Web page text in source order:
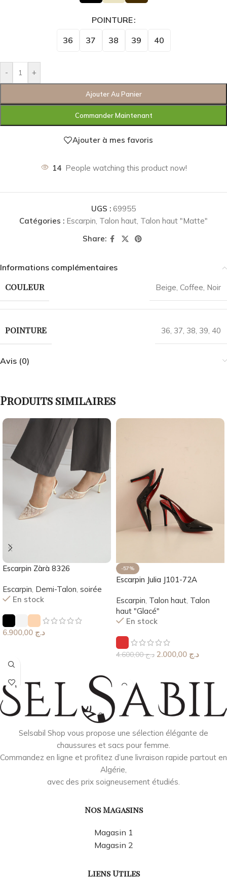
POINTURE
36 37 38 39 40
- +
Ajouter Au Panier
Commander Maintenant
Ajouter à mes favoris
14 People watching this product now!
UGS : 69955
Catégories : Escarpin Talon haut Talon haut "Matte"
Share:
Informations complémentaires
COULEUR Beige Coffee Noir
POINTURE 36 37 38 39 40
Avis (0)
Produits similaires
Escarpin Zàrà 8326
Escarpin, Demi-Talon, soirée
En stock
د.ج
-57%
Escarpin Julia J101-72A
Escarpin, Talon haut, Talon
haut "Glacé"
En stock
د.ج4.600,00 د.ج
Selsabil Shop vous propose une sélection élégante de
chaussures et sacs pour femme.
Commandez en ligne et profitez d’une livraison rapide partout en
Algérie,
avec des prix soigneusement étudiés.
Nos Magasins
Magasin 1
Magasin 2
Liens Utiles